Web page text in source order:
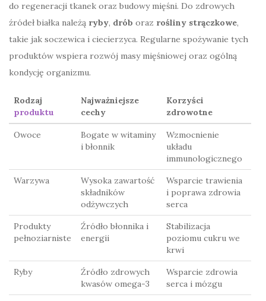
do regeneracji tkanek oraz budowy mięśni. Do zdrowych
źródeł białka należą ryby, drób oraz rośliny strączkowe,
takie jak soczewica i ciecierzyca. Regularne spożywanie tych
produktów wspiera rozwój masy mięśniowej oraz ogólną
kondycję organizmu.
Rodzaj
produktu
Najważniejsze
cechy
Korzyści
zdrowotne
Owoce
Bogate w witaminy
i błonnik
Wzmocnienie
układu
immunologicznego
Warzywa
Wysoka zawartość
składników
odżywczych
Wsparcie trawienia
i poprawa zdrowia
serca
Produkty
pełnoziarniste
Źródło błonnika i
energii
Stabilizacja
poziomu cukru we
krwi
Ryby
Źródło zdrowych
kwasów omega-3
Wsparcie zdrowia
serca i mózgu